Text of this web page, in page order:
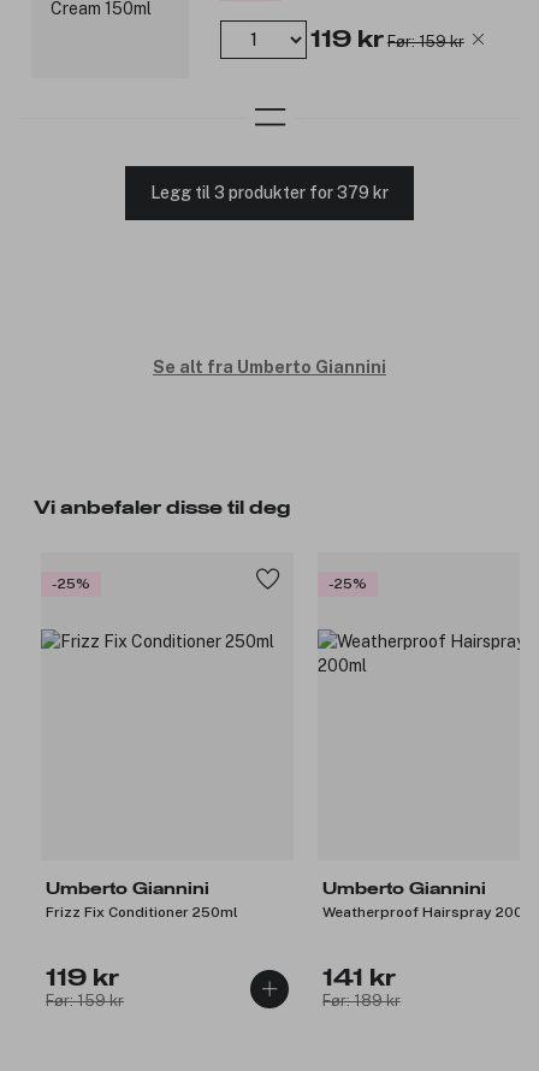
119 kr Før: 159 kr
Legg til 3 produkter for 379 kr
Se alt fra Umberto Giannini
Vi anbefaler disse til deg
-25%
Umberto Giannini
Frizz Fix Conditioner 250ml
119 kr
Før: 159 kr
-25%
Umberto Giannini
Weatherproof Hairspray
141 kr
Før: 189 kr